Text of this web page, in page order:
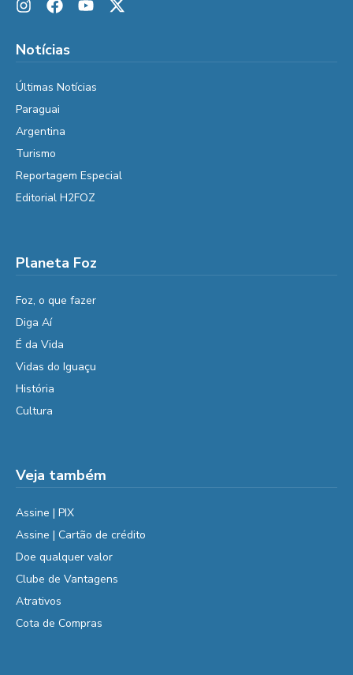
Notícias
Últimas Notícias
Paraguai
Argentina
Turismo
Reportagem Especial
Editorial H2FOZ
Planeta Foz
Foz, o que fazer
Diga Aí
É da Vida
Vidas do Iguaçu
História
Cultura
Veja também
Assine | PIX
Assine | Cartão de crédito
Doe qualquer valor
Clube de Vantagens
Atrativos
Cota de Compras